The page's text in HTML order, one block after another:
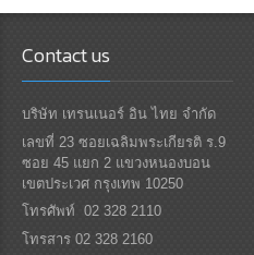
Contact us
บริษัท เทรนเนอร์ อิน ไทย จำกัด
เลขที่ 23 ซอยเฉลิมพระเกียรติ ร.9
ซอย 45 แยก 2 แขวงหนองบอน
เขตประเวศ กรุงเทพ 10250
โทรศัพท์ 02 328 2110
โทรสาร 02 328 2160